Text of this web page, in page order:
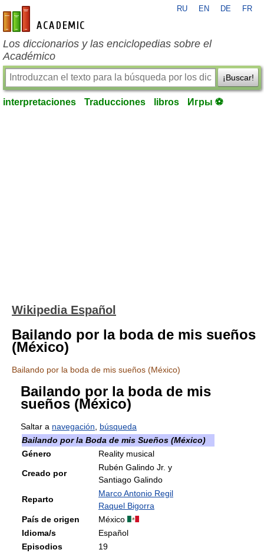
es-academic.com
RU EN DE FR
Los diccionarios y las enciclopedias sobre el
Académico
¡Buscar!
interpretaciones Traducciones libros Игры ⚽
Wikipedia Español
Bailando por la boda de mis sueños
(México)
Bailando por la boda de mis sueños (México)
Bailando por la boda de mis
sueños (México)
Saltar a navegación
búsqueda
Bailando por la Boda de mis Sueños (México)
Género
Reality musical
Creado por
Rubén Galindo Jr. y
Santiago Galindo
Reparto
Marco Antonio Regil
Raquel Bigorra
País de origen
México
Idioma/s
Español
Episodios
19